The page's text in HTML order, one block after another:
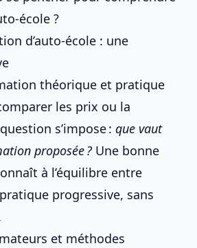
école ?
d’auto-école : une
théorique et pratique
les prix ou la
s’impose : que vaut
proposée ?Une bonne
à l’équilibre entre
progressive, sans
et méthodes